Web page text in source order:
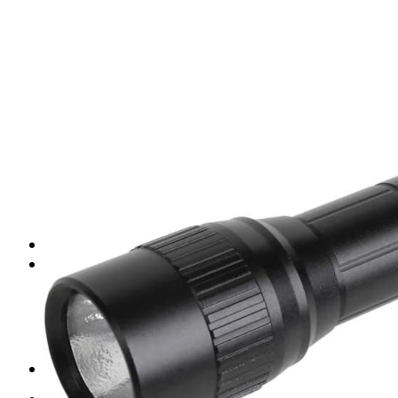
Cerdà (Valencia)
Pastas para techo
TRASDOSADOS
TABIQUES
Tabiques yeso laminado
Perfiles para tabiques
Casonetos puertas correderas
Accesorios para tabiques
Tornillos para tabiques